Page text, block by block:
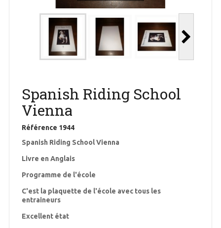
Spanish Riding School
Vienna
Référence 1944
Spanish Riding School Vienna
Livre en Anglais
Programme de l'école
C'est la plaquette de l'école avec tous les
entraineurs
Excellent état